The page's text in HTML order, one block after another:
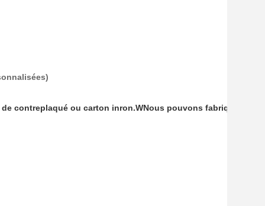
contreplaqué ou carton inron.WNous pouvons fabriquer les